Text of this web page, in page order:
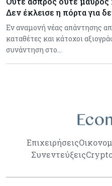
Δεν έκλεισε η πόρτα για
Εν αναμονή νέας απάντησης
καταθέτες και κάτοχοι
συνάντηση στο…
Επιχειρήσεις
Συνεντεύξεις